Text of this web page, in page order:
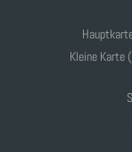
Kleine Karte